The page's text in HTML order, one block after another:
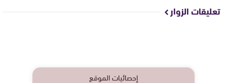
تعليقات الزوار
إحصائيات الموقع